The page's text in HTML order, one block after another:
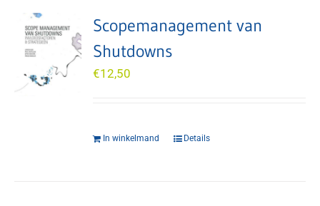
Scopemanagement van
Shutdowns
€12,50
In winkelmand Details